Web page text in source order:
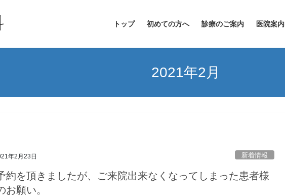
トップ 初めての方へ 診療のご案内 医院案内
2021年2月
年2月23日 新着情報
約を頂きましたが、ご来院出来なくなってしまった患者様
お願い。